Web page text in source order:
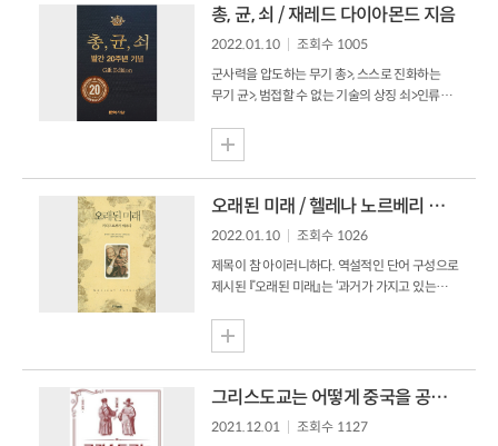
또 시간을 들인다. 인터넷을 검색해 보기도 하고
오히려 책을 고르는 게 더 힘들어진다. 우여곡절
끝에 책을 골랐지만 막상 읽었을 때 재미가
없다면 여간 허탈하지 않다.이럴 때 필요한 책이
제목에서 알 수 있는 것처럼 이 책은 저자 마이클
더다가 고전을 소개해 주는 책이다. 이 책의 저자
마이클 더다는 서평으...
총, 균, 쇠 / 재레드 다이아몬드 지음
2022.01.10
조회수 1005
군사력을 압도하는 무기 총>, 스스로 진화하는
무기 균>, 범접할 수 없는 기술의 상징 쇠>인류의
‘환경’이 결정한다. 『총,균,쇠』는 과학자 재레드
다이아몬드가 인류 문명사를 기술한 것으로
1998년 풀리처상을 수상한 책이다. 『총,균,쇠』는
총 4부로 1부는 인간 사회의 다양한 운명의
배경지식이고, 3장은 1532년 스페인이
잉카제국을 정복한 힘의 원천은 기록과 정보,
전쟁 준비의 유무에 있다는 것을 기술하고 있다.
기술이 발전된 이유는 ‘농업 혁명, 문자,
가축’이라고 하였으며, 4부는 인류사의 발전적
연구 과제와 방향이라는 소제목으로...
오래된 미래 / 헬레나 노르베리 호지 지음
2022.01.10
조회수 1026
제목이 참 아이러니하다. 역설적인 단어 구성으로
제시된 『오래된 미래』는 ‘과거가 가지고 있는
자극하면서 시선을 끈다. 『오래된 미래』는
언어학자이자 사회학자인 헬레나 노르베리
호지가 히말라야산맥 아래쪽에 위치한 척박하고
고립된 땅 라다크에 16년 동안 머물면서
『오래된 미래』는 4차 산업 혁명이라는 혁신의
그리스도교는 어떻게 중국을 공략했는가 / 심장섭 지음
2021.12.01
조회수 1127